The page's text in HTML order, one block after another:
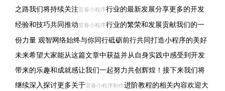
之路我们将持续关注宜春小程序行业的最新发展分享更多的开发
经验和技巧共同推动宜春小程序行业的繁荣和发展贡献我们的一
份力量 观智网络始终与你同行砥砺前行共同打造小程序的美好
未来希望大家能从这篇文章中获益并从自身实践中感受到开发
带来的乐趣和成就感让我们一起努力共创辉煌！接下来我们将
继续深入探讨更多关于宜春小程序制作进阶教程的相关内容欢迎大